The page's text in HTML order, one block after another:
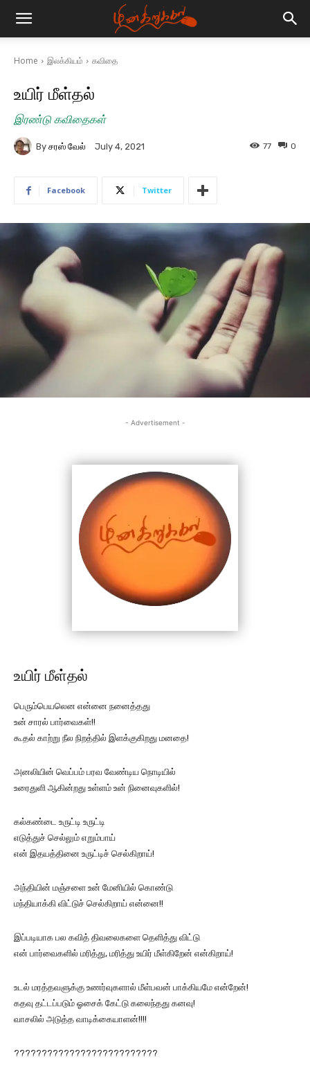
Home இலக்கியம் கவிதை
உயிர் மீள்தல்
இரண்டு கவிதைகள்
By சரஸ் வேல் July 4, 2021 0
77
Facebook Twitter
- Advertisement -
உயிர் மீள்தல்
பெரும்பெயலென என்னை நனைத்தது
உன் சாரல் பார்வைகள்!!
கூதல் காற்று நீல நிறத்தில் இளக்குகிறது மனதை!
அனலியின் வெப்பம் பரவ வேண்டிய நொடியில்
உரைதுளி ஆகின்றது உள்ளம் உன் நினைவுகளில்!
கல்கண்டை உருட்டி உருட்டி
எடுத்துச் செல்லும் எறும்பாய்
என் இதயத்தினை உருட்டிச் செல்கிறாய்!
அந்தியின் மஞ்சளை உன் மேனியில் கொண்டு
மந்தியாக்கி விட்டுச் செல்கிறாய் என்னை!!
இப்படியாக பல கவித் திவலைகளை தெளித்து விட்டு
என் பார்வைகளில் மரித்து, மரித்து உயிர் மீள்கிறேன் என்கிறாய்!
உடல் மரத்தவளுக்கு உணர்வுகளால் மீள்பவன் பாக்கியமே என்றேன்!
கதவு தட்டப்படும் ஓசைக் கேட்டு கலைந்தது கனவு!
வாசலில் அடுத்த வாடிக்கையாளன்!!!!
??????????????????????????